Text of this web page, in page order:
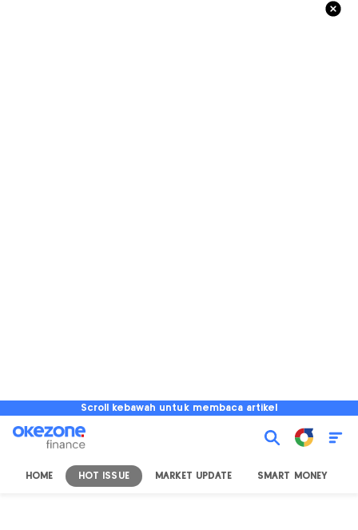
Scroll kebawah untuk membaca artikel
HOME HOT ISSUE MARKET UPDATE SMART MONEY